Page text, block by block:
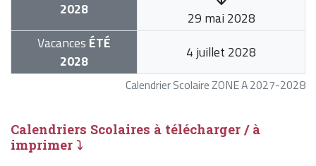
Calendrier Scolaire ZONE A 2027-2028
2028
29 mai 2028
Vacances ÉTÉ
2028
4 juillet 2028
Calendriers Scolaires à télécharger / à
imprimer ⤵